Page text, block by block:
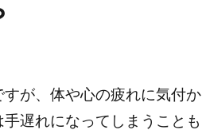
が、体や心の疲れに気付か
遅れになってしまうことも